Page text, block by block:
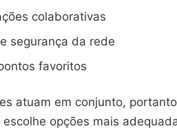
colaborativas
segurança da rede
favoritos
atuam em conjunto,
opções mais